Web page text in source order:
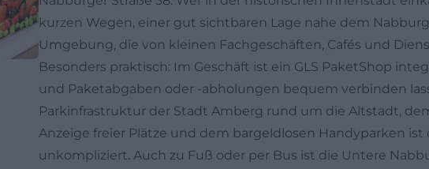
kurzen Wegen, einer gut sichtbaren Lage nahe dem
Umgebung, die von kleinen Fachgeschäften, Cafés und
Besonders praktisch: Im Geschäft ist ein GLS PaketShop
und Paketabgaben oder -abholungen bequem verbinden
Parkinfrastruktur der Stadt Amberg rund um die Altstadt,
Anzeige freier Plätze und dem bargeldlosen Handyparken
unkompliziert. Auch zu Fuß oder per Bus ist die Untere